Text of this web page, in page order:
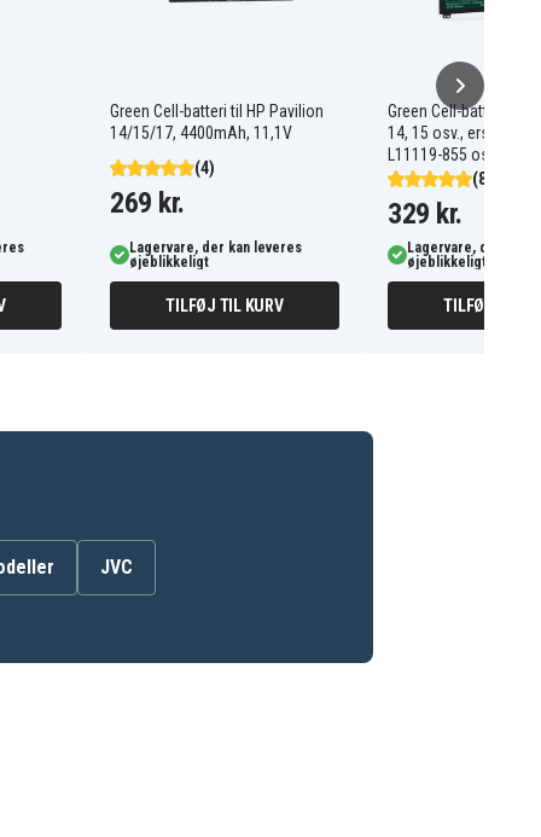
Green Cell-batteri til HP Pavilion
14/15/17, 4400mAh, 11,1V
(4)
269 kr.
Lagervare, der kan leveres
øjeblikkeligt
TILFØJ TIL KURV
Green Cell-batteri til
14, 15 osv., erstatter
L11119-855 osv.
(8)
329 kr.
Lagervare, der kan
øjeblikkeligt
TILFØJ TIL
JVC